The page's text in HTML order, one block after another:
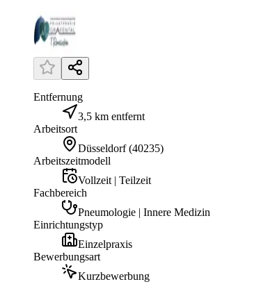
Entfernung
3,5 km entfernt
Arbeitsort
Düsseldorf (40235)
Arbeitszeitmodell
Vollzeit | Teilzeit
Fachbereich
Pneumologie | Innere Medizin
Einrichtungstyp
Einzelpraxis
Bewerbungsart
Kurzbewerbung